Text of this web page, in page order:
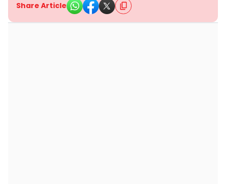
Share Article